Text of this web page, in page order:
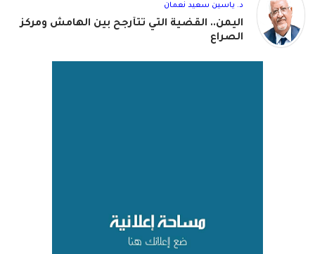
د. ياسين سعيد نعمان
اليمن.. القضية التي تتأرجح بين الهامش ومركز
الصراع